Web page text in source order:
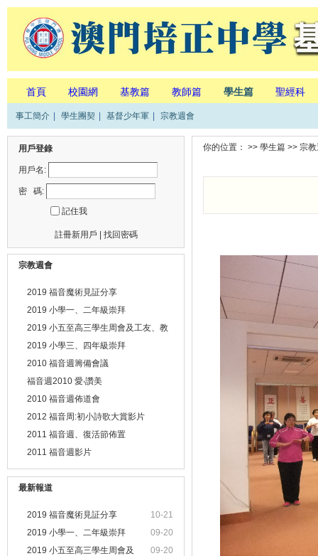
首頁 校園網 基教篇 教師篇 學生篇 聖經科
事工簡介 學生團契 基督少年軍 宗教週會
用戶登錄
用戶名:
密 碼:
記住我
註冊新用戶 找回密碼
宗教週會
2019 福音魔術見証分享
2019 小學一、二年級崇拜
2019 小五至高三學生周會及工友、教
職員靈修會
2019 小學三、四年級崇拜
2010 福音週籌備會議
福音週2010 愛‧讚美
2010 福音週佈道會
2012 福音周:初小詩歌大賞影片
2011 福音週、復活節佈置
2011 福音週影片
最新報道
10-21
2019 福音魔術見証分享
09-20
2019 小學一、二年級崇拜
09-20
2019 小五至高三學生周會及
你的位置： >> 學生篇 >> 宗